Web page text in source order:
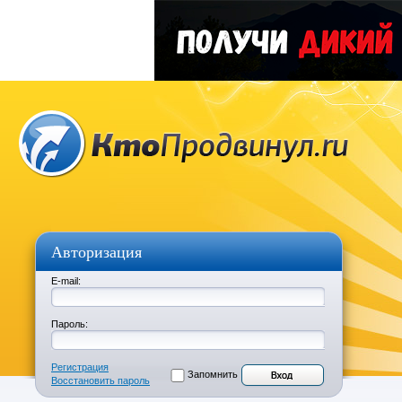
Авторизация
E-mail:
Пароль:
Регистрация
Восстановить пароль
Запомнить